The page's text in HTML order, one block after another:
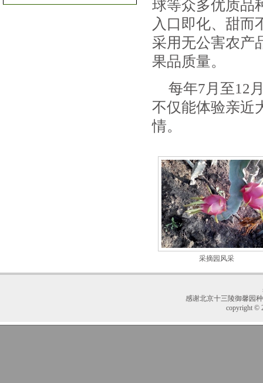
球等众多优质品
入口即化、甜而
采用无公害农产
果品质量。
每年7月至12
不仅能体验亲近
情。
采摘园风采
感谢北京十三陵御馨园
copyright ©